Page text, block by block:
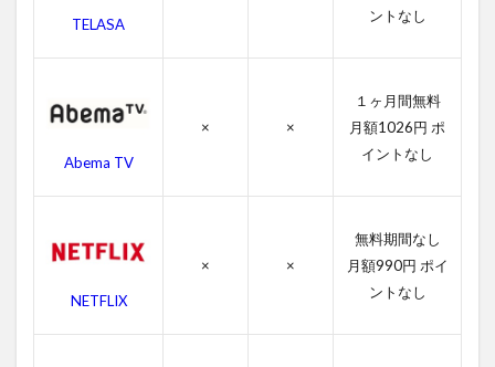
報
ブレ
デッ
4.2
ブレ
デッ
TELASA
ントなし
Abema TV
× ×
１ヶ月間無料
月額1026円 ポ
イントなし
NETFLIX
× ×
無料期間なし
月額990円 ポイ
ントなし